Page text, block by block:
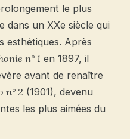
le plus
dans un XXe siècle qui
esthétiques. Après
n° 1 en 1897, il
avant de renaître
n° 2 (1901), devenu
les plus aimées du